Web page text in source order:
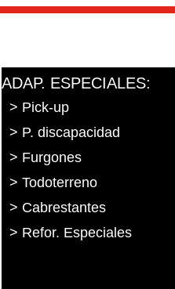
ADAP. ESPECIALES:
> Pick-up
> P. discapacidad
> Furgones
> Todoterreno
> Cabrestantes
> Refor. Especiales